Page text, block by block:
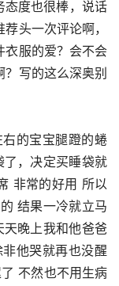
头一次评论啊，
衣服的爱？会不会
写的这么深奥别
，决定买睡袋就
非常的好用 所以
结果一冷就立马
晚上我和他爸爸
他哭就再也没醒
不然也不用生病